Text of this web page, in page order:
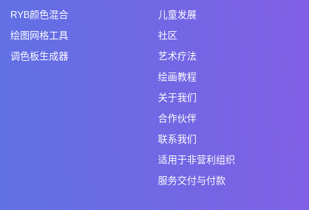
RYB颜色混合
绘图网格工具
调色板生成器
儿童发展
社区
艺术疗法
绘画教程
关于我们
合作伙伴
联系我们
适用于非营利组织
服务交付与付款